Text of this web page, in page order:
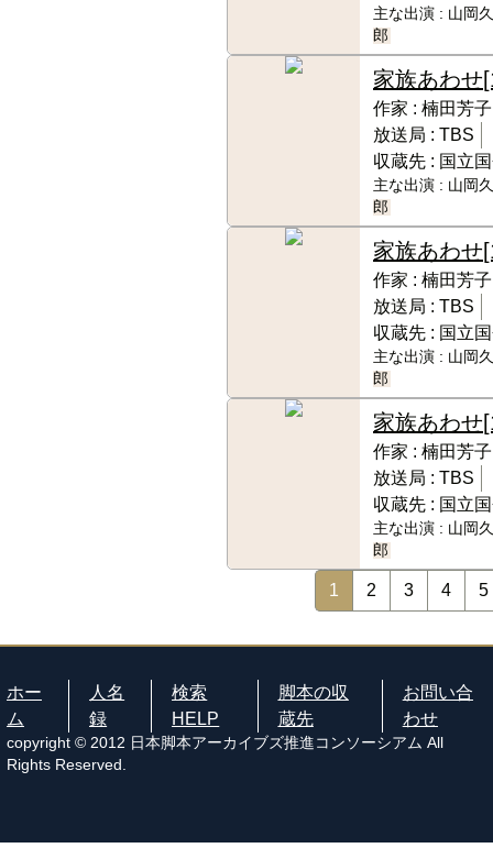
主な出演 : 山岡
郎
家族あわせ
作家 : 楠田芳子
放送局 : TBS
収蔵先 : 国立
主な出演 : 山岡
郎
家族あわせ
作家 : 楠田芳子
放送局 : TBS
収蔵先 : 国立
主な出演 : 山岡
郎
家族あわせ
作家 : 楠田芳子
放送局 : TBS
収蔵先 : 国立
主な出演 : 山岡
郎
1 2 3 4 5
ホー
ム
人名
録
検索
HELP
脚本の収
蔵先
お問い合
わせ
copyright © 2012 日本脚本アーカイブズ推進コンソーシアム All
Rights Reserved.